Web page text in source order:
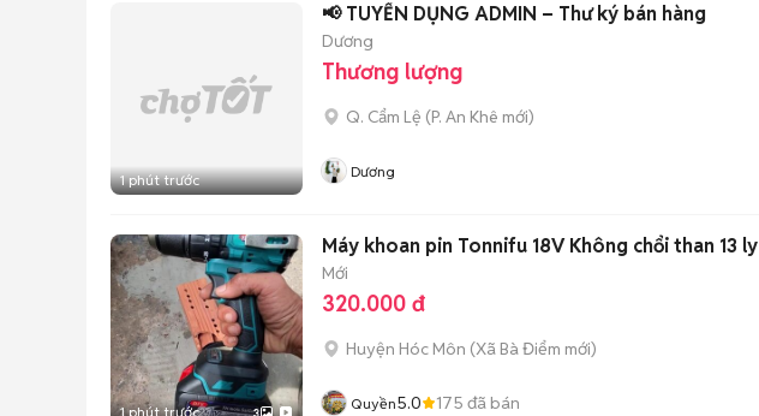
1 phút trước
📢 TUYỂN DỤNG ADMIN – Thư ký bán hàng
Dương
Thương lượng
Q. Cẩm Lệ (P. An Khê mới)
Dương
1 phút trước 3
Máy khoan pin Tonnifu 18V Không chổi than 13 ly
Mới
320.000 đ
Huyện Hóc Môn (Xã Bà Điểm mới)
Quyền5.0 175 đã bán